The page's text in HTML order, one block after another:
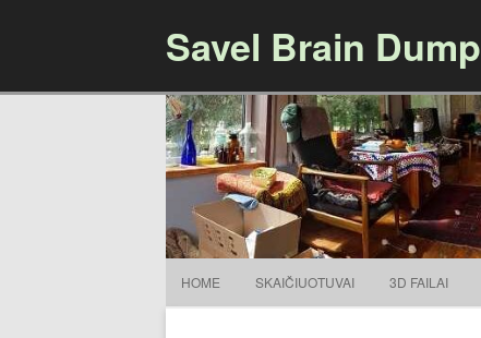
Savel Brain Dump
HOME SKAIČIUOTUVAI 3D FAILAI